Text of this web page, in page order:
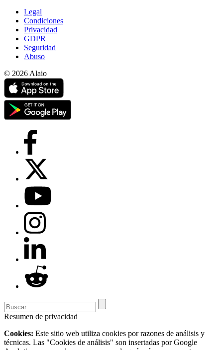
Legal
Condiciones
Privacidad
GDPR
Seguridad
Abuso
© 2026 Alaio
Resumen de privacidad
Cookies: Este sitio web utiliza cookies por razones de análisis y
técnicas. Las "Cookies de análisis" son insertadas por Google